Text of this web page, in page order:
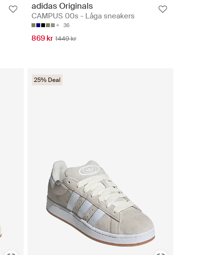
adidas Originals
CAMPUS 00s - Låga sneakers
36
869 kr 1449 kr
25% Deal